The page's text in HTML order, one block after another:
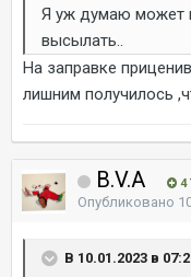
Я уж думаю может
высылать..
На заправке
лишним получилось
B.V.A 4
Опубликовано
В 10.01.2023 в